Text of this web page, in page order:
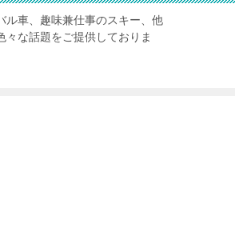
ル車、趣味兼仕事のスキー、他
な話題をご提供しておりま